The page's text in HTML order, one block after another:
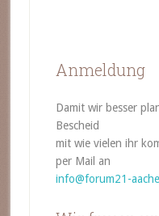
Anmeldung
Damit wir besser
Bescheid
mit wie vielen ihr
per Mail an
info@forum21-